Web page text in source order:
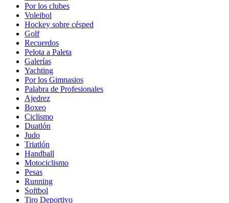
Por los clubes
Voleibol
Hockey sobre césped
Golf
Recuerdos
Pelota a Paleta
Galerías
Yachting
Por los Gimnasios
Palabra de Profesionales
Ajedrez
Boxeo
Ciclismo
Duatlón
Judo
Triatlón
Handball
Motociclismo
Pesas
Running
Softbol
Tiro Deportivo